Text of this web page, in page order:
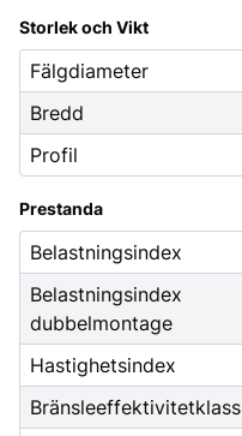
Storlek och Vikt
Fälgdiameter
Bredd
Profil
Prestanda
Belastningsindex
Belastningsindex
dubbelmontage
Hastighetsindex
Bränsleeffektivitetklass